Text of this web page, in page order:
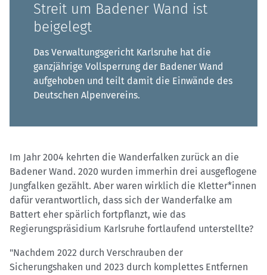
Streit um Badener Wand ist
beigelegt
Das Verwaltungsgericht Karlsruhe hat die
ganzjährige Vollsperrung der Badener Wand
aufgehoben und teilt damit die Einwände des
Deutschen Alpenvereins.
Im Jahr 2004 kehrten die Wanderfalken zurück an die
Badener Wand. 2020 wurden immerhin drei ausgeflogene
Jungfalken gezählt. Aber waren wirklich die Kletter*innen
dafür verantwortlich, dass sich der Wanderfalke am
Battert eher spärlich fortpflanzt, wie das
Regierungspräsidium Karlsruhe fortlaufend unterstellte?
"Nachdem 2022 durch Verschrauben der
Sicherungshaken und 2023 durch komplettes Entfernen